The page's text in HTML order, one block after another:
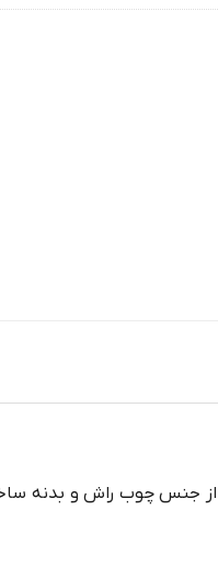
جنس چوب راش و بدنه